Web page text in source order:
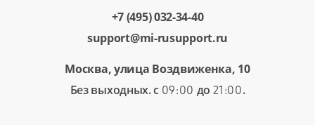
+7 (495) 032-34-40
support@mi-rusupport.ru
Москва, улица Воздвиженка, 10
Без выходных. с 09:00 до 21:00.